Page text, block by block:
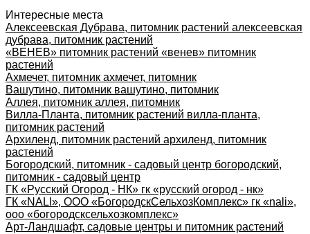
Интересные места
Алексеевская Дубрава, питомник растений алексеевская
дубрава, питомник растений
«ВЕНЕВ» питомник растений «венев» питомник
растений
Ахмечет, питомник ахмечет, питомник
Вашутино, питомник вашутино, питомник
Аллея, питомник аллея, питомник
Вилла-Планта, питомник растений вилла-планта,
питомник растений
Архиленд, питомник растений архиленд, питомник
растений
Богородский, питомник - садовый центр богородский,
питомник - садовый центр
ГК «Русский Огород - НК» гк «русский огород - нк»
ГК «NALI», ООО «БогородскСельхозКомплекс» гк «nali»,
ооо «богородсксельхозкомплекс»
Арт-Ландшафт, садовые центры и питомник растений